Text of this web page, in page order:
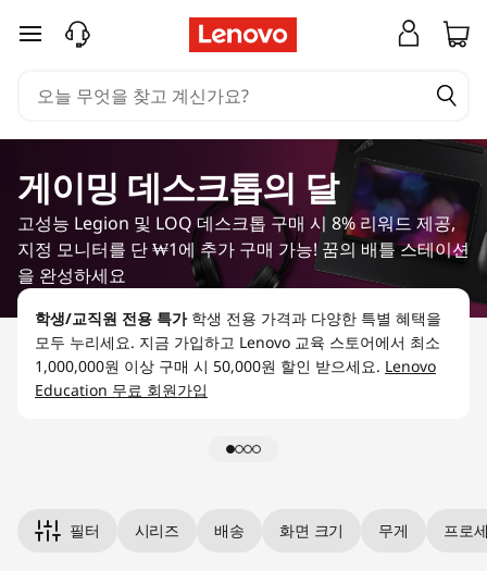
N
D
A
R
주요 콘텐츠로 건너뛰기
게이밍 데스크톱의 달
고성능 Legion 및 LOQ 데스크톱 구매 시 8% 리워드 제공,
지정 모니터를 단 ₩1에 추가 구매 가능! 꿈의 배틀 스테이션
을 완성하세요
학생/교직원 전용 특가 학생 전용 가격과 다양한 특별 혜택을
모두 누리세요. 지금 가입하고 Lenovo 교육 스토어에서 최소
1,000,000원 이상 구매 시 50,000원 할인 받으세요. Lenovo
Education 무료 회원가입
필터 시리즈 배송 화면 크기 무게 프로